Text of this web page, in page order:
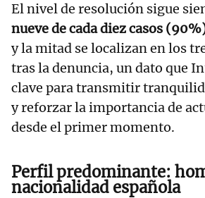
El nivel de resolución sigue
nueve de cada diez casos
y la mitad se localizan en los
tras la denuncia, un dato que
clave para transmitir
y reforzar la importancia de
desde el primer momento.
Perfil predominante:
nacionalidad española